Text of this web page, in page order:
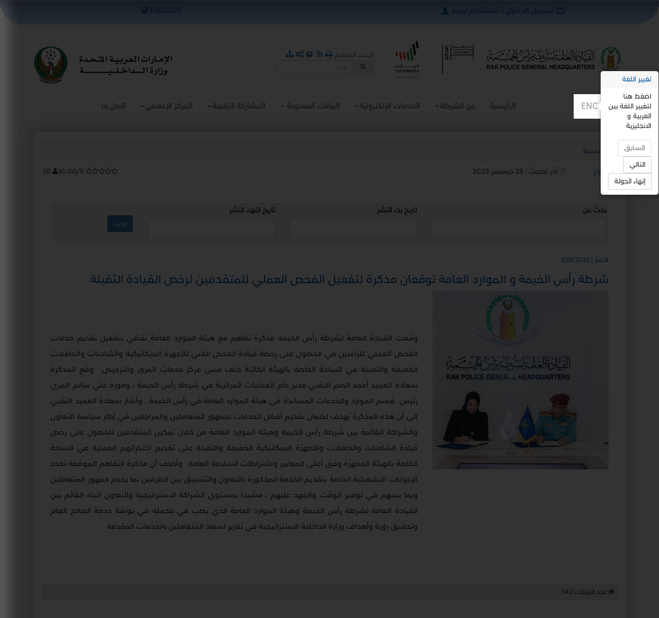
تسجيل الدخول مستخدم جديد ENGLISH
البحث المتقدم
ENGLISH الرئيسية عن الشرطة الخدمات الإلكترونية البيانات المفتوحة المشاركة الرقمية المركز الإعلامي اتصل بنا
×
الرئيسية
رجوع آخر تحديث : 25-ديسمبر-2023 0.00/5
(
0
)
استمع
بحث عن تاريخ بدء النشر تاريخ انتهاء النشر
الأخبار | 1/29/2025
شرطة رأس الخيمة و الموارد العامة توقعان مذكرة لتفعيل الفحص العملي للمتقدمين لرخص القيادة الثقيلة
وقعت القيادة العامة لشرطة رأس الخيمة مذكرة تفاهم مع هيئة الموارد العامة تقضي بتفعيل تقديم خدمات
الفحص العملي للراغبين في الحصول على رخصة قيادة الفحص الفني للأجهزة الميكانيكية والشاحنات والحافلات
الخفيفة والثقيلة في الساحة الخاصة بالهيئة الكائنة خلف مبنى مركز خدمات المرور والترخيص.
وقع المذكرة
سعادة العميد أحمد الصم النقبي مدير عام العمليات المركزية في شرطة رأس الخيمة ، وموزة علي سالم المري
رئيس قسم الموارد والخدمات المساندة في هيئة الموارد العامة في رأس الخيمة. وأشار سعادة العميد النقبي
إلى أن هذه المذكرة تهدف لضمان تقديم أفضل الخدمات لجمهور المتعاملين والمراجعين في إطار سياسة التعاون
والشراكة القائمة بين شرطة رأس الخيمة وهيئة الموارد العامة من خلال تمكين المتقدمين للحصول على رخص
قيادة الشاحنات والحافلات والأجهزة الميكانيكية الخفيفة والثقيلة على تقديم اختباراتهم العملية في الساحة
الخاصة بالهيئة المجهزة وفق أعلى المعايير واشتراطات السلامة العامة. وأضاف أن مذكرة التفاهم الموقعة تحدد
الإجراءات التشغيلية الخاصة بتقديم الخدمة المذكورة بالتعاون والتنسيق بين الطرفين بما يخدم جمهور المتعاملين
وبما يسهم في توفير الوقت والجهد عليهم ، مشيدا بمستوى الشراكة الاستراتيجية والتعاون البناء القائم بين
القيادة العامة لشرطة رأس الخيمة وهيئة الموارد العامة الذي يصب في مجمله في بوتقة خدمة الصالح العام
وتحقيق رؤية وأهداف وزارة الداخلية الاستراتيجية في تعزيز اسعاد المتعاملين بالخدمات المقدمة
عدد الزيارات142
تغيير اللغة
اضغط هنا
لتغيير اللغة بين
العربية و
الانجليزية
السابق
التالي
إنهاء الجولة